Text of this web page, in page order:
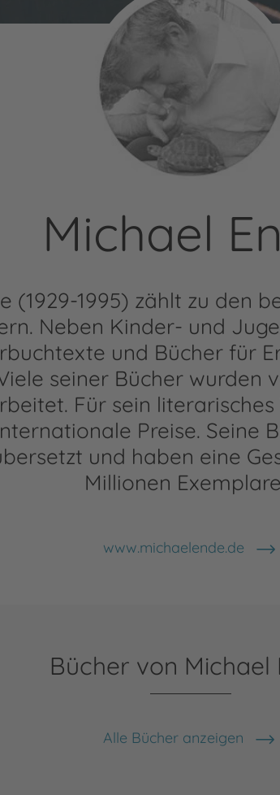
Michael
(1929-1995) zählt zu den
Neben Kinder- und
und Bücher für
seiner Bücher wurden
Für sein
Preise. Seine
und haben eine
Millionen
www.michaelende.de
Bücher von Michael
Alle Bücher anzeigen